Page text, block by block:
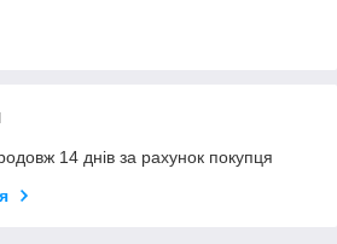
14 днів за рахунок покупця